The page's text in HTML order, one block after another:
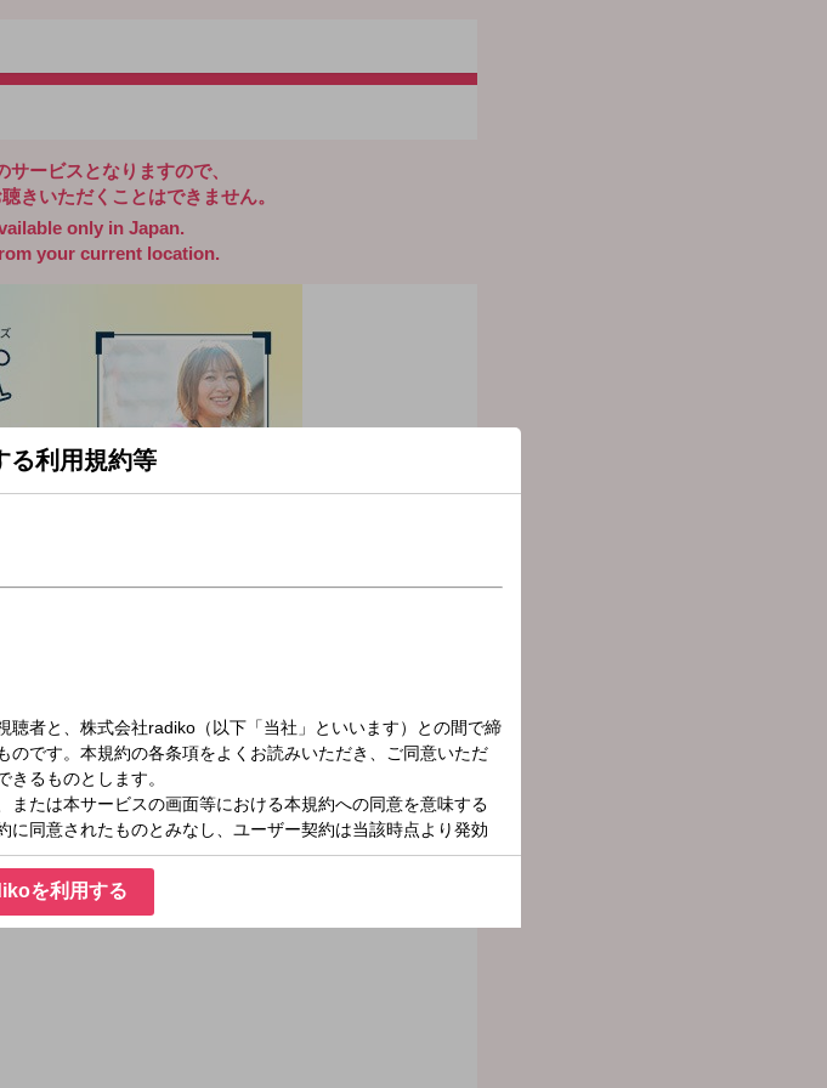
ービスとなりますので、
きいただくことはできません。
only in Japan.
your current location.
る利用規約等
を利用する